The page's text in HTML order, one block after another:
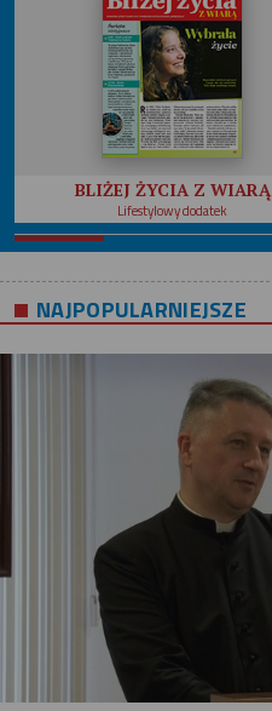
BLIŻEJ ŻYCIA Z WIARĄ
Lifestylowy dodatek
NAJPOPULARNIEJSZE